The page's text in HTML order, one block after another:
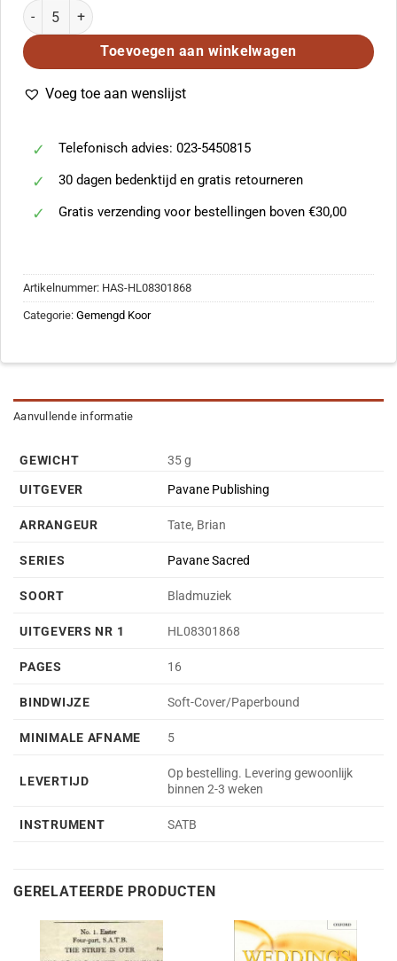
Rock My Soul aantal
Toevoegen aan winkelwagen
Voeg toe aan wenslijst
Telefonisch advies: 023-5450815
30 dagen bedenktijd en gratis retourneren
Gratis verzending voor bestellingen boven €30,00
Artikelnummer: HAS-HL08301868
Categorie: Gemengd Koor
Aanvullende informatie
GEWICHT
35 g
UITGEVER
Pavane Publishing
ARRANGEUR Tate, Brian
SERIES Pavane Sacred
SOORT Bladmuziek
UITGEVERS NR 1 HL08301868
PAGES 16
BINDWIJZE Soft-Cover/Paperbound
MINIMALE AFNAME 5
LEVERTIJD
Op bestelling. Levering gewoonlijk
binnen 2-3 weken
INSTRUMENT SATB
GERELATEERDE PRODUCTEN